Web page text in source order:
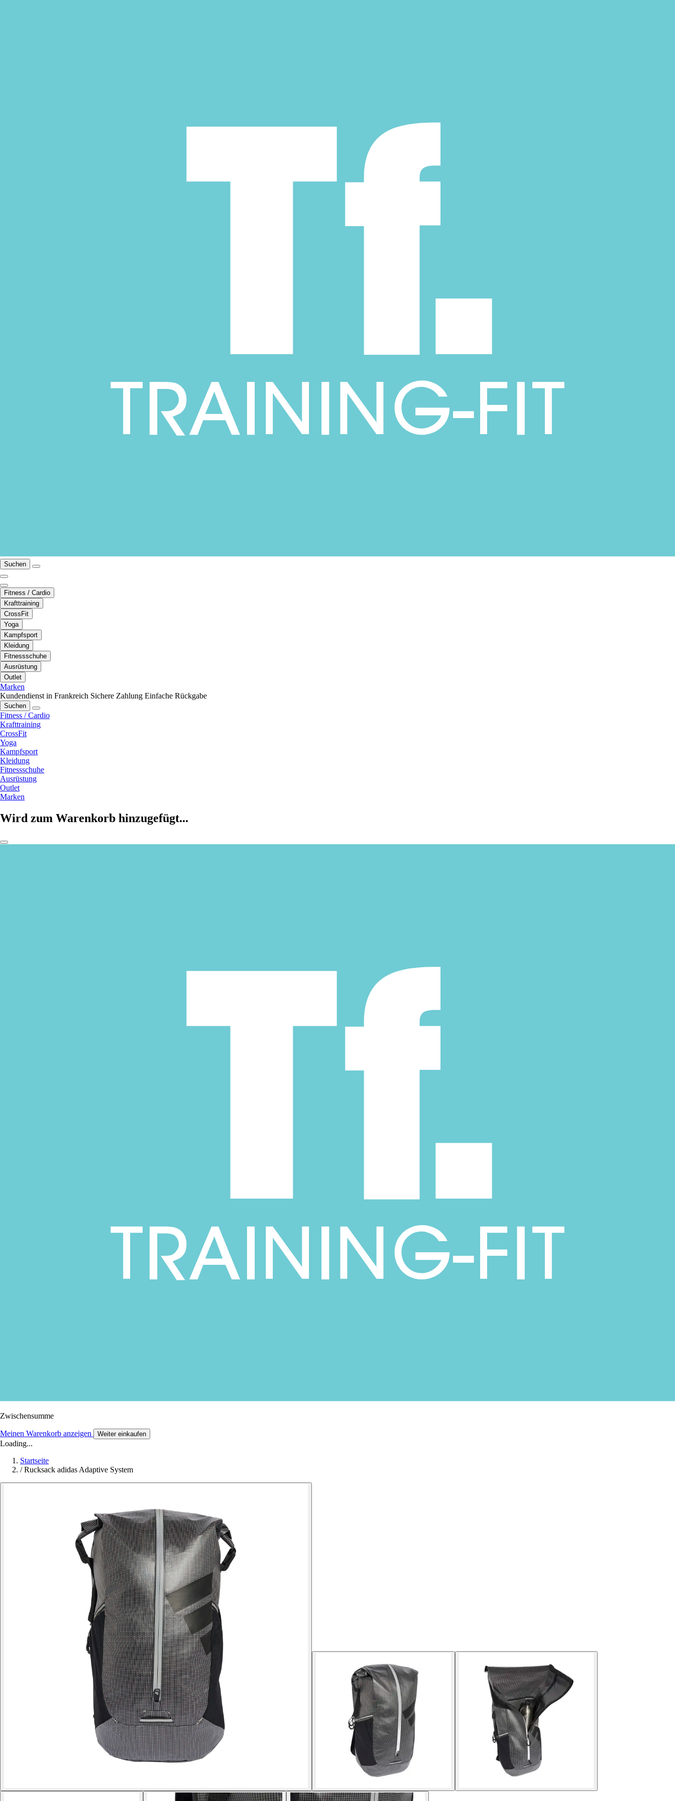
Suchen
Fitness / Cardio
Krafttraining
CrossFit
Yoga
Kampfsport
Kleidung
Fitnessschuhe
Ausrüstung
Outlet
Marken
Kundendienst in Frankreich Sichere Zahlung Einfache Rückgabe
Suchen
Fitness / Cardio
Krafttraining
CrossFit
Yoga
Kampfsport
Kleidung
Fitnessschuhe
Ausrüstung
Outlet
Marken
Wird zum Warenkorb hinzugefügt...
Zwischensumme
Meinen Warenkorb anzeigen Weiter einkaufen
Loading...
Startseite
/ Rucksack adidas Adaptive System